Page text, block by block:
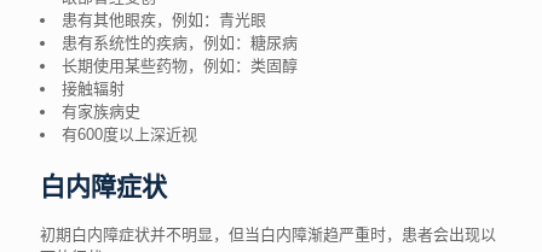
患有其他眼疾，例如：青光眼
患有系统性的疾病，例如：糖尿病
长期使用某些药物，例如：类固醇
接触辐射
有家族病史
有600度以上深近视
白内障症状
初期白内障症状并不明显，但当白内障渐趋严重时，患者会出现以